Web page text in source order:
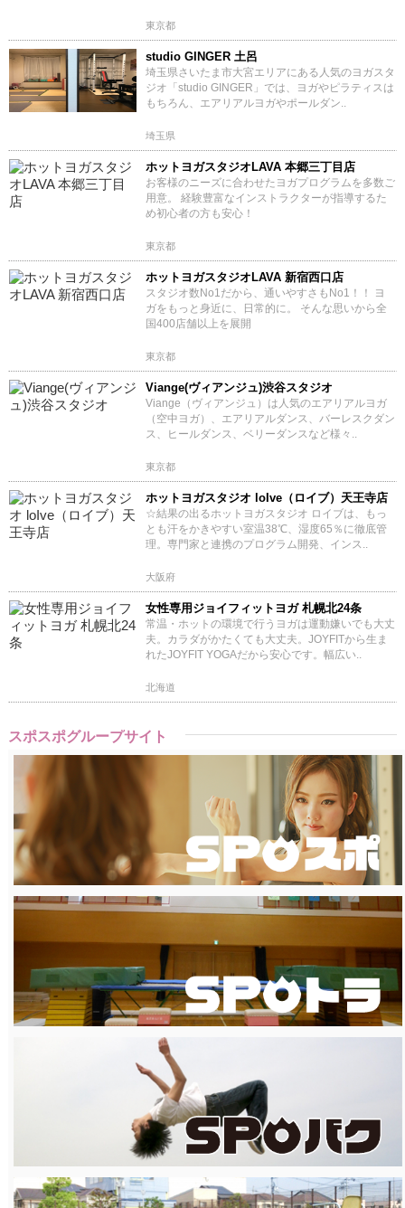
東京都
studio GINGER 土呂
埼玉県さいたま市大宮エリアにある人気のヨガスタ
ジオ「studio GINGER」では、ヨガやピラティスは
もちろん、エアリアルヨガやポールダン..
埼玉県
ホットヨガスタジオLAVA 本郷三丁目店
お客様のニーズに合わせたヨガプログラムを多数ご
用意。 経験豊富なインストラクターが指導するた
め初心者の方も安心！
東京都
ホットヨガスタジオLAVA 新宿西口店
スタジオ数No1だから、通いやすさもNo1！！ ヨ
ガをもっと身近に、日常的に。 そんな思いから全
国400店舗以上を展開
東京都
Viange(ヴィアンジュ)渋谷スタジオ
Viange（ヴィアンジュ）は人気のエアリアルヨガ
（空中ヨガ）、エアリアルダンス、バーレスクダン
ス、ヒールダンス、ベリーダンスなど様々..
東京都
ホットヨガスタジオ loIve（ロイブ）天王寺店
☆結果の出るホットヨガスタジオ ロイブは、もっ
とも汗をかきやすい室温38℃、湿度65％に徹底管
理。専門家と連携のプログラム開発、インス..
大阪府
女性専用ジョイフィットヨガ 札幌北24条
常温・ホットの環境で行うヨガは運動嫌いでも大丈
夫。カラダがかたくても大丈夫。JOYFITから生ま
れたJOYFIT YOGAだから安心です。幅広い..
北海道
スポスポグループサイト